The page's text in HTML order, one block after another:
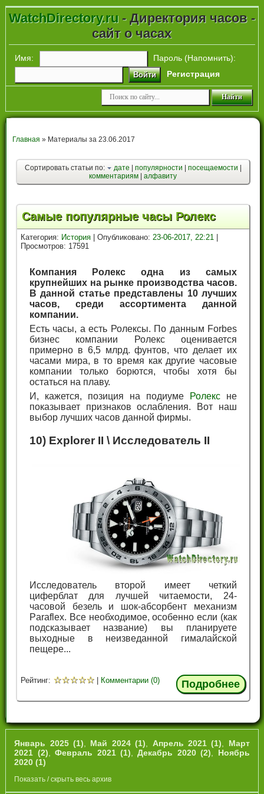
WatchDirectory.ru- Директория часов -
сайт о часах
Имя: Пароль (Напомнить):
Войти Регистрация
Главная » Материалы за 23.06.2017
Сортировать статьи по: дате| популярности посещаемости
комментариям |алфавиту
Самые популярные часы Ролекс
Категория: История | Опубликовано:23-06-2017, 22:21
Просмотров: 17591
Компания Ролекс одна из самых
крупнейших на рынке производства часов.
В данной статье представлены 10 лучших
часов, среди ассортимента данной
компании.
Есть часы, а есть Ролексы. По данным Forbes
бизнес компании Ролекс оценивается
примерно в 6,5 млрд. фунтов, что делает их
часами мира, в то время как другие часовые
компании только борются, чтобы хотя бы
остаться на плаву.
И, кажется, позиция на подиуме
Ролексне
показывает признаков ослабления. Вот наш
выбор лучших часов данной фирмы.
10) Explorer II \ Исследователь II
Исследователь второй имеет четкий
циферблат для лучшей читаемости, 24-
часовой безель и шок-абсорбент механизм
Paraflex. Все необходимое, особенно если (как
подсказывает название) вы планируете
выходные в неизведанной гималайской
пещере...
Рейтинг: ☆☆☆☆☆ Комментарии (0) Подробнее
Январь 2025 (1) Май 2024 (1) Апрель 2021 (1)
Март
2021 (2) ,Февраль 2021 (1) ,Декабрь 2020 (2)
Ноябрь
2020 (1)
Показать / скрыть весь архив